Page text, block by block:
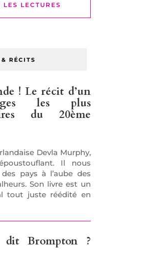
LES LECTURES
RÉCITS
! Le récit d’un
les plus
du 20ème
Devla Murphy,
Il nous
pays à l’aube des
Son livre est un
tout juste réédité en
dit Brompton ?